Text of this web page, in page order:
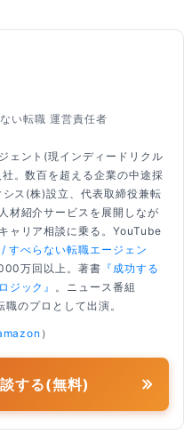
い転職 運営責任者
ェント(現インディードリクル
。数百を超える企業の中途採
ス(株)設立、代表取締役兼転
材紹介サービスを展開しなが
ャリア相談に乗る。YouTube
/ すべらない転職エージェン
万回以上。著書 『成功する
ジック』
。ニュース番組
職のプロとして出演。
）
する(無料)